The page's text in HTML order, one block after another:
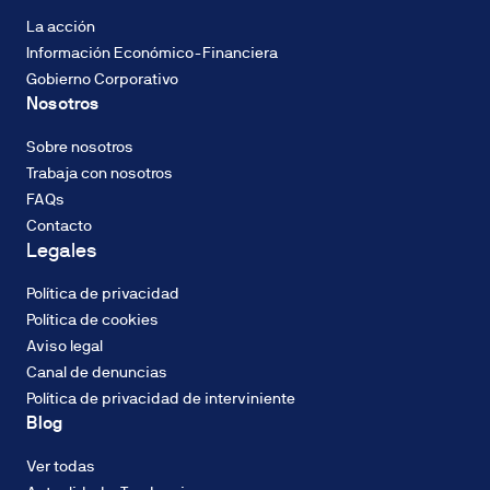
TIN,
con
sistema
francés
de
cuotas
constantes.
tipo
de
interés
podrá
ser
fijo
variable
ENERGÉTICA
Consumo de
energía: A
CALIFICACIÓN
ENERGÉTICA
Emisiones
(CO2): A
La acción
Información Económico-Financiera
Gobierno Corporativo
Nosotros
Sobre nosotros
Trabaja con nosotros
FAQs
Contacto
Legales
Política de privacidad
Política de cookies
Aviso legal
Canal de denuncias
Política de privacidad de interviniente
Blog
Ver todas